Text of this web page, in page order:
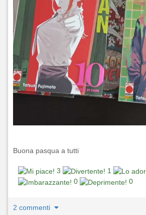
Buona pasqua a tutti
3 1
0
0
2 commenti